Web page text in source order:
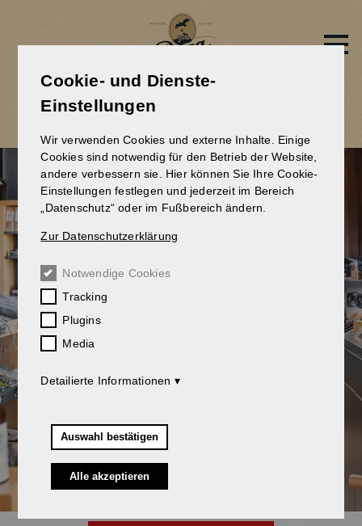
Cookie- und Dienste-
Einstellungen
Wir verwenden Cookies und externe Inhalte. Einige
Cookies sind notwendig für den Betrieb der Website,
andere verbessern sie. Hier können Sie Ihre Cookie-
Einstellungen festlegen und jederzeit im Bereich
„Datenschutz“ oder im Fußbereich ändern.
Zur Datenschutzerklärung
Notwendige Cookies
Tracking
Plugins
Media
Detailierte Informationen
Auswahl bestätigen
Alle akzeptieren
BRAUEREILÄDELE